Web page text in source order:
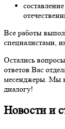
Все работы
специалистами,
Остались
ответов Вас
месенджеры. Мы
диалогу!
Новости и